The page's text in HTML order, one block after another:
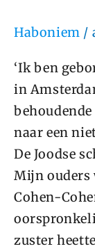
Haboniem /
‘Ik ben
in
naar een
De Joodse
Mijn ouders
Cohen-
zuster